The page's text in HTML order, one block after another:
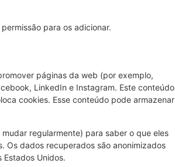
para os adicionar.
páginas da web (por exemplo,
LinkedIn e Instagram. Este conteúdo
cookies. Esse conteúdo pode armazenar
regularmente) para saber o que eles
Os dados recuperados são anonimizados
Unidos.